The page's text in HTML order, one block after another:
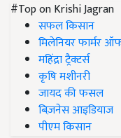
#Top on Krishi Jagran
सफल किसान
मिलेनियर फार्मर
महिंद्रा ट्रैक्टर्स
कृषि मशीनरी
जायद की फसल
बिज़नेस आइडियाज
पीएम किसान